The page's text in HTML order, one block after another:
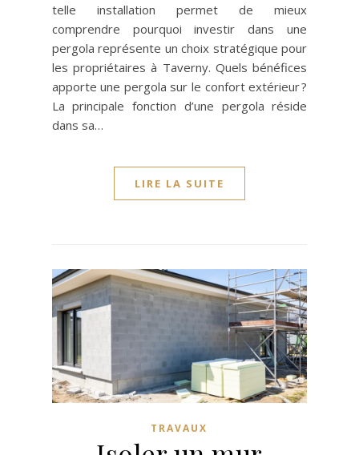
telle installation permet de mieux
comprendre pourquoi investir dans une
pergola représente un choix stratégique pour
les propriétaires à Taverny. Quels bénéfices
apporte une pergola sur le confort extérieur ?
La principale fonction d’une pergola réside
dans sa…
LIRE LA SUITE
TRAVAUX